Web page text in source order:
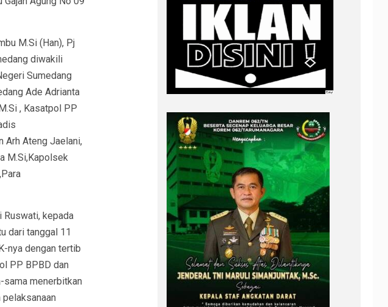
M.Si (Han), Pj
diwakili
Sumedang
Ade Adrianta
, Kasatpol PP
Arh Ateng Jaelani,
M.Si,Kapolsek
Ruswati, kepada
dari tanggal 11
nya dengan tertib
PP BPBD dan
sama menerbitkan